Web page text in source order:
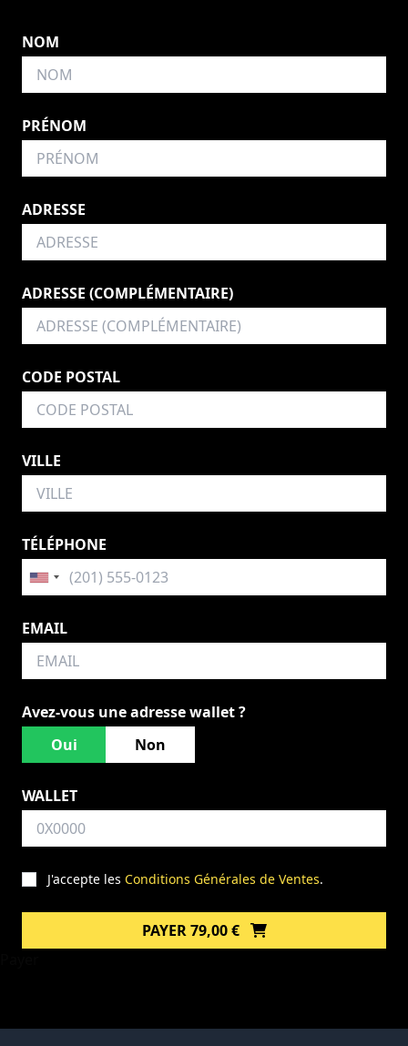
NOM
PRÉNOM
ADRESSE
ADRESSE (COMPLÉMENTAIRE)
CODE POSTAL
VILLE
TÉLÉPHONE
EMAIL
Avez-vous une adresse wallet ?
Oui
Non
WALLET
J'accepte les Conditions Générales de Ventes.
PAYER 79,00 €